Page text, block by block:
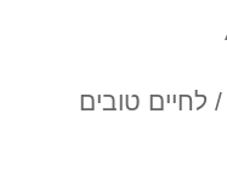
/ לחיים טובים